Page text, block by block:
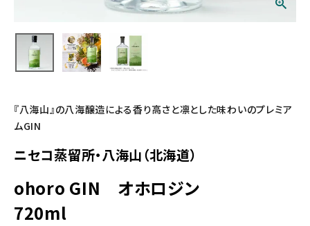
『八海山』の八海醸造による香り高さと凛とした味わいのプレミア
ムGIN
ニセコ蒸留所・八海山（北海道）
ohoro GIN オホロジン
720ml